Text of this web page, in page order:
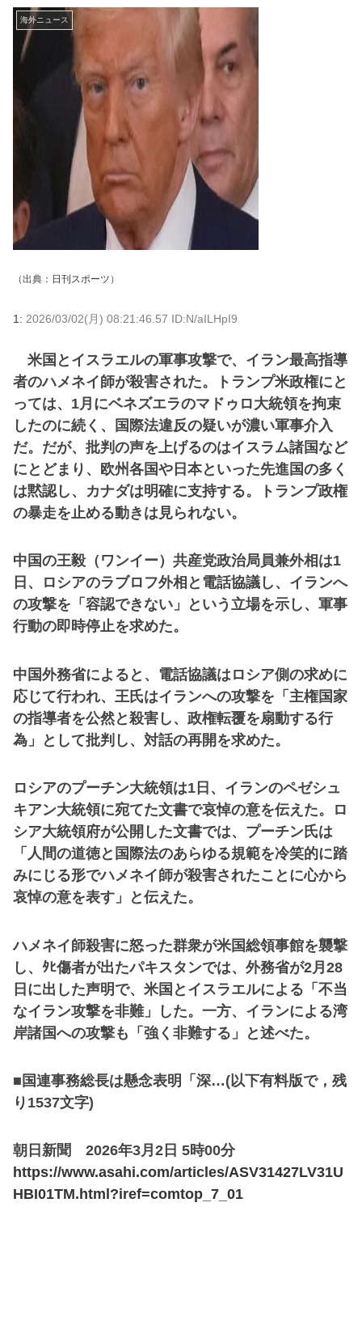
海外ニュース
（出典： 日刊スポーツ ）
1: 2026/03/02(月) 08:21:46.57 ID:N/aILHpI9
米国とイスラエルの軍事攻撃で、イラン最高指導
者のハメネイ師が殺害された。トランプ米政権にと
っては、1月にベネズエラのマドゥロ大統領を拘束
したのに続く、国際法違反の疑いが濃い軍事介入
だ。だが、批判の声を上げるのはイスラム諸国など
にとどまり、欧州各国や日本といった先進国の多く
は黙認し、カナダは明確に支持する。トランプ政権
の暴走を止める動きは見られない。
中国の王毅（ワンイー）共産党政治局員兼外相は1
日、ロシアのラブロフ外相と電話協議し、イランへ
の攻撃を「容認できない」という立場を示し、軍事
行動の即時停止を求めた。
中国外務省によると、電話協議はロシア側の求めに
応じて行われ、王氏はイランへの攻撃を「主権国家
の指導者を公然と殺害し、政権転覆を扇動する行
為」として批判し、対話の再開を求めた。
ロシアのプーチン大統領は1日、イランのペゼシュ
キアン大統領に宛てた文書で哀悼の意を伝えた。ロ
シア大統領府が公開した文書では、プーチン氏は
「人間の道徳と国際法のあらゆる規範を冷笑的に踏
みにじる形でハメネイ師が殺害されたことに心から
哀悼の意を表す」と伝えた。
ハメネイ師殺害に怒った群衆が米国総領事館を襲撃
し、ﾀﾋ傷者が出たパキスタンでは、外務省が2月28
日に出した声明で、米国とイスラエルによる「不当
なイラン攻撃を非難」した。一方、イランによる湾
岸諸国への攻撃も「強く非難する」と述べた。
■国連事務総長は懸念表明「深…(以下有料版で，残
り1537文字)
朝日新聞 2026年3月2日 5時00分
https://www.asahi.com/articles/ASV31427LV31U
HBI01TM.html?iref=comtop_7_01